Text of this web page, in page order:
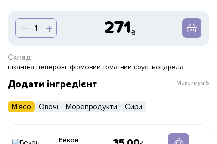
271
Склад:
пікантна пепероні, фірмовий томатний соус, моцарела
Додати інгредієнт Максимум 5
М'ясо Овочі Морепродукти Сири
Бекон